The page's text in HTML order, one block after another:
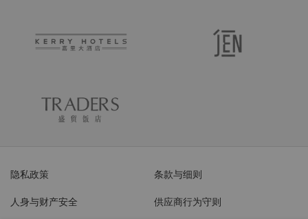
隐私政策 条款与细则
人身与财产安全 供应商行为守则